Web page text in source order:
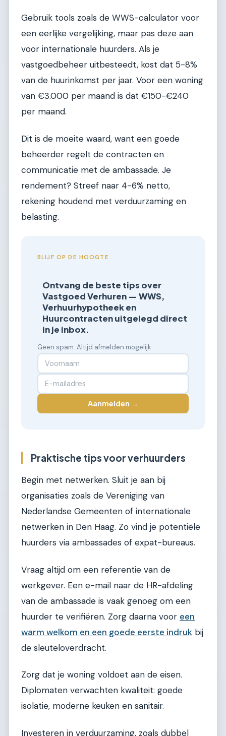
Gebruik tools zoals de WWS-calculator voor
een eerlijke vergelijking, maar pas deze aan
voor internationale huurders. Als je
vastgoedbeheer uitbesteedt, kost dat 5-8%
van de huurinkomst per jaar. Voor een woning
van €3.000 per maand is dat €150-€240
per maand.
Dit is de moeite waard, want een goede
beheerder regelt de contracten en
communicatie met de ambassade. Je
rendement? Streef naar 4-6% netto,
rekening houdend met verduurzaming en
belasting.
BLIJF OP DE HOOGTE
Ontvang de beste tips over
Vastgoed Verhuren — WWS,
Verhuurhypotheek en
Huurcontracten uitgelegd direct
in je inbox.
Geen spam. Altijd afmelden mogelijk.
Aanmelden →
Praktische tips voor verhuurders
Begin met netwerken. Sluit je aan bij
organisaties zoals de Vereniging van
Nederlandse Gemeenten of internationale
netwerken in Den Haag. Zo vind je potentiële
huurders via ambassades of expat-bureaus.
Vraag altijd om een referentie van de
werkgever. Een e-mail naar de HR-afdeling
van de ambassade is vaak genoeg om een
huurder te verifiëren. Zorg daarna voor een
warm welkom en een goede eerste indruk bij
de sleuteloverdracht.
Zorg dat je woning voldoet aan de eisen.
Diplomaten verwachten kwaliteit: goede
isolatie, moderne keuken en sanitair.
Investeren in verduurzaming, zoals dubbel